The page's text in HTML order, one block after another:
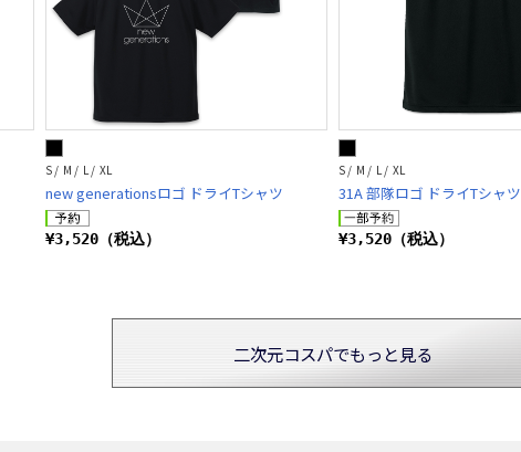
S / M / L / XL
new generationsロゴ ドライTシャツ
¥3,520（税込）
S / M / L / XL
31A 部隊ロゴ ドライTシャツ
¥3,520（税込）
二次元コスパでもっと見る